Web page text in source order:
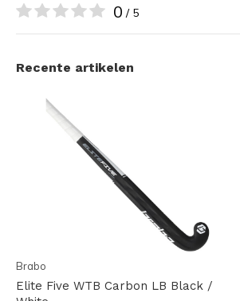
0 / 5
Recente artikelen
Brabo
Elite Five WTB Carbon LB Black /